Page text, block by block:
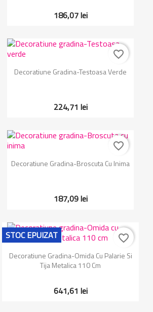
186,07 lei
Vizualizare rapida
Decoratiune Gradina-Testoasa Verde
224,71 lei
favorite_border
Vizualizare rapida
Decoratiune Gradina-Broscuta Cu Inima
187,09 lei
favorite_border
 Vizualizare rapida
Decoratiune Gradina-Omida Cu Palarie Si
Tija Metalica 110 Cm
641,61 lei
STOC EPUIZAT
favorite_border